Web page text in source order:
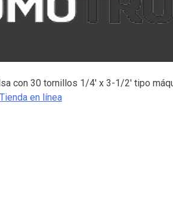
con 30 tornillos 1/4′ x 3-1/2′ tipo
en línea